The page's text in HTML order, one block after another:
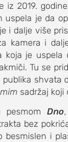
život
iz 2019.
uspela je da
i dalje više
kamera i
koja je uspela
Tu se
publika shvata
mim sadržaj koji
pesmom Dno
bez
besmislen i